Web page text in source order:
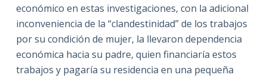
económico en estas investigaciones, con la adicional
inconveniencia de la “clandestinidad” de los trabajos
por su condición de mujer, la llevaron dependencia
económica hacia su padre, quien financiaría estos
trabajos y pagaría su residencia en una pequeña